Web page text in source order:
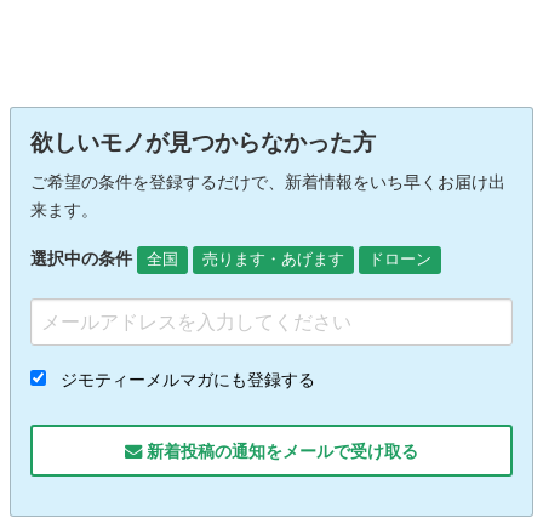
欲しいモノが見つからなかった方
ご希望の条件を登録するだけで、新着情報をいち早くお届け出
来ます。
選択中の条件 全国 売ります・あげます ドローン
ジモティーメルマガにも登録する
新着投稿の通知をメールで受け取る